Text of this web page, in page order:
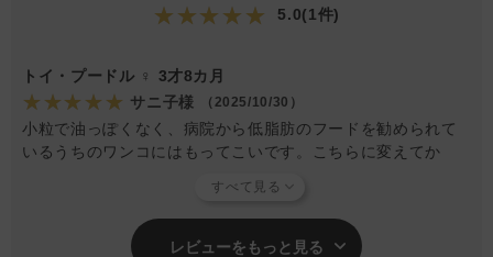
★★★★★ 5.0(1件)
トイ・プードル ♀ 3才8カ月
★★★★★ サニ子様 （2025/10/30）
小粒で油っぽくなく、病院から低脂肪のフードを勧められて
いるうちのワンコにはもってこいです。こちらに変えてか
レビューをもっと見る